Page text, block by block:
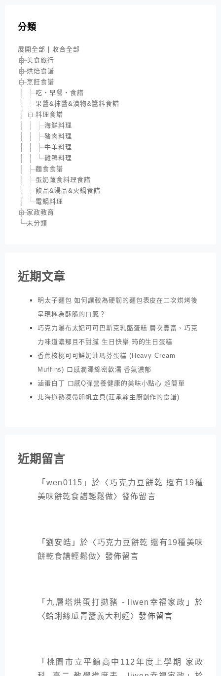
分類
展開全部
收合全部
美食旅行
烘焙食譜
烹飪食譜
吃‧早餐‧食譜
果醬&抹醬&漬物&醬料食譜
料理食譜
海鮮料理
豬肉料理
牛羊料理
雞鴨料理
麵食食譜
蛋奶蔬食料理食譜
飲品&湯品&火鍋食譜
電鍋料理
家政教育
未分類
近期文章
明太子麵包 如何讓較為硬韌的麵包表皮在二次烘烤後
呈現極為酥脆的口感？
巧克力瀑布太妃可可巴斯克乳酪蛋糕 層次豐富、巧克
力味道濃郁且不甜膩 生日快樂 筠的生日蛋糕
香蕉核桃可可鮮奶油瑪芬蛋糕 (Heavy Cream
Muffins) 口感潤澤綿密軟濡 香氣濃郁
滷蛋白丁 口感Q彈營養健康的美味小點心 超簡單
北海道熟凍帶卵帆立貝(莊承翰主廚創作的食譜)
近期留言
「wen0115 」於〈巧克力豆餅乾 還有19種
美味餅乾食譜輕鬆做〉發佈留言
「劉安皓 」於〈巧克力豆餅乾 還有19種美味
餅乾食譜輕鬆做〉發佈留言
「 九層塔烘蛋打拋豬 - liwen幸福家政 」於
〈蛤蜊絲瓜青醬義大利麵〉發佈留言
「 桃園市立平鎮高中112年度上學期 家政